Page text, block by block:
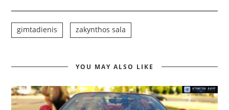
gimtadienis zakynthos sala
YOU MAY ALSO LIKE